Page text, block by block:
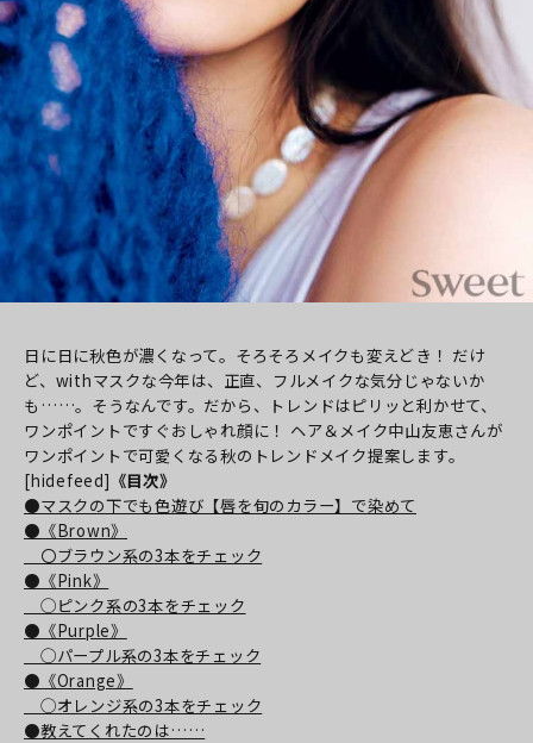
日に日に秋色が濃くなって。そろそろメイクも変えどき！ だけ
ど、withマスクな今年は、正直、フルメイクな気分じゃないか
も……。そうなんです。だから、トレンドはピリッと利かせて、
ワンポイントですぐおしゃれ顔に！ ヘア＆メイク中山友恵さんが
ワンポイントで可愛くなる秋のトレンドメイク提案します。
[hidefeed] 《目次》
●マスクの下でも色遊び【唇を旬のカラー】で染めて
●《Brown》
〇ブラウン系の3本をチェック
●《Pink》
◯ピンク系の3本をチェック
●《Purple》
◯パープル系の3本をチェック
●《Orange》
◯オレンジ系の3本をチェック
●教えてくれたのは……